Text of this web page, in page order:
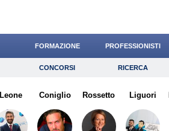
FORMAZIONE PROFESSIONISTI
Concorsi Ricerca
Diritto Economia
CONCORSI RICERCA
Leone Coniglio Rossetto Liguori